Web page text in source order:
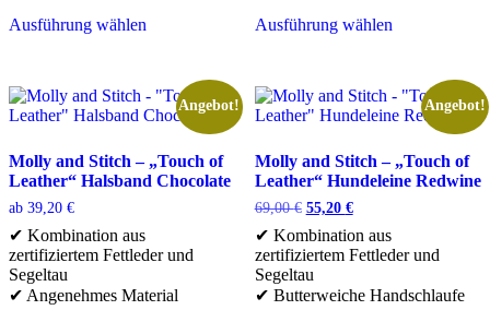
Ausführung wählen
weist
mehrere
Varianten
Die
Optionen
können
der
Produktseite
gewählt
werden
Ausführung wählen
weist
mehrere
Varianten
Die
Optionen
können
auf
der
Produktseite
gewählt
werden
Angebot!
Molly and Stitch – „Touch of
Leather“ Halsband Chocolate
ab 39,20 €
✔ Kombination aus
zertifiziertem Fettleder und
Segeltau
✔ Angenehmes Material
Angebot!
Molly and Stitch – „Touch of
Leather“ Hundeleine Redwine
69,00€ Ursprünglicher
war:
69,00 €
55,20 €Aktueller
ist:
55,20 €.
✔ Kombination aus
zertifiziertem Fettleder und
Segeltau
✔ Butterweiche Handschlaufe